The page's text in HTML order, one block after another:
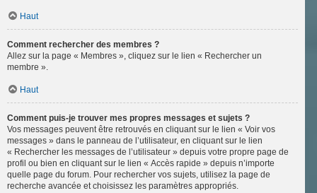
Haut
Comment rechercher des membres ?
Allez sur la page « Membres », cliquez sur le lien « Rechercher un
membre ».
Haut
Comment puis-je trouver mes propres messages et sujets ?
Vos messages peuvent être retrouvés en cliquant sur le lien « Voir vos
messages » dans le panneau de l’utilisateur, en cliquant sur le lien
« Rechercher les messages de l’utilisateur » depuis votre propre page de
profil ou bien en cliquant sur le lien « Accès rapide » depuis n’importe
quelle page du forum. Pour rechercher vos sujets, utilisez la page de
recherche avancée et choisissez les paramètres appropriés.